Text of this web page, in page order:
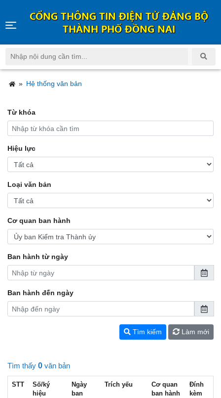
CỔNG THÔNG TIN ĐIỆN TỬ ĐẢNG BỘ
THÀNH PHỐ ĐỒNG NAI
» Hệ thống văn bản
Từ khóa
Hiệu lực
Loại văn bản
Cơ quan ban hành
Ban hành từ ngày
Ban hành đến ngày
Tìm kiếm Làm mới
Tìm thấy 0 văn bản
STT
Số/ký
hiệu
Ngày
ban
Trích yếu
Cơ quan
ban hành
Đính
kèm